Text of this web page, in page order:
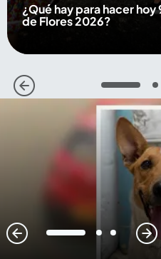
¿Qué hay para hacer hoy
de Flores 2026?
1 2
1 2 3